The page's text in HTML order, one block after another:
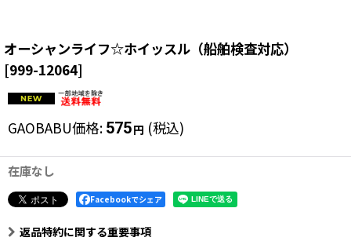
オーシャンライフ☆ホイッスル（船舶検査対応）
[999-12064]
GAOBABU価格: 575円 (税込)
在庫なし
Facebookでシェア
返品特約に関する重要事項